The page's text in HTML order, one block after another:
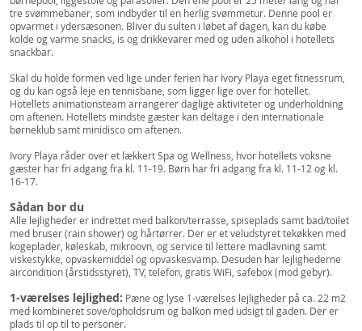
tre svømmebaner, som indbyder til en herlig svømmetur. Denne pool er
opvarmet i ydersæsonen. Bliver du sulten i løbet af dagen, kan du købe
kolde og varme snacks, is og drikkevarer med og uden alkohol i hotellets
snackbar.
Skal du holde formen ved lige under ferien har Ivory Playa eget fitnessrum,
og du kan også leje en tennisbane, som ligger lige over for hotellet.
Hotellets animationsteam arrangerer daglige aktiviteter og underholdning
om aftenen. Hotellets mindste gæster kan deltage i den internationale
børneklub samt minidisco om aftenen.
Ivory Playa råder over et lækkert Spa og Wellness, hvor hotellets voksne
gæster har fri adgang fra kl. 11-19. Børn har fri adgang fra kl. 11-12 og kl.
16-17.
Sådan bor du
Alle lejligheder er indrettet med balkon/terrasse, spiseplads samt bad/toilet
med bruser (rain shower) og hårtørrer. Der er et veludstyret tekøkken med
kogeplader, køleskab, mikroovn, og service til lettere madlavning samt
viskestykke, opvaskemiddel og opvaskesvamp. Desuden har lejlighederne
aircondition (årstidsstyret), TV, telefon, gratis WiFi, safebox (mod gebyr).
1-værelses lejlighed: Pæne og lyse 1-værelses lejligheder på ca. 22 m2
med kombineret sove/opholdsrum og balkon med udsigt til gaden. Der er
plads til op til to personer.